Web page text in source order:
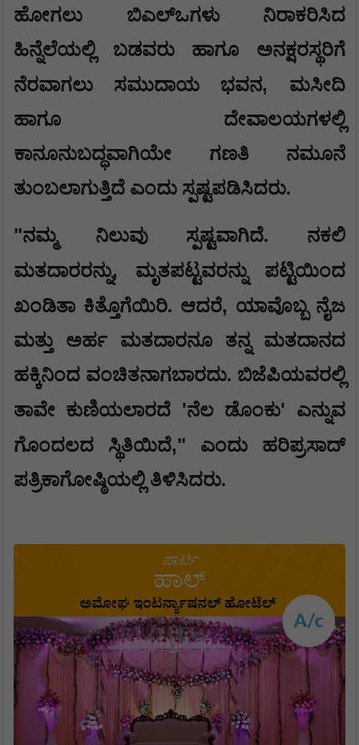
ಹೋಗಲು ಬಿಎಲ್‌ಒಗಳು ನಿರಾಕರಿಸಿದ
ಹಿನ್ನೆಲೆಯಲ್ಲಿ ಬಡವರು ಹಾಗೂ ಅನಕ್ಷರಸ್ಥರಿಗೆ
ನೆರವಾಗಲು ಸಮುದಾಯ ಭವನ, ಮಸೀದಿ
ಹಾಗೂ ದೇವಾಲಯಗಳಲ್ಲಿ
ಕಾನೂನುಬದ್ಧವಾಗಿಯೇ ಗಣತಿ ನಮೂನೆ
ತುಂಬಲಾಗುತ್ತಿದೆ ಎಂದು ಸ್ಪಷ್ಟಪಡಿಸಿದರು.
"ನಮ್ಮ ನಿಲುವು ಸ್ಪಷ್ಟವಾಗಿದೆ. ನಕಲಿ
ಮತದಾರರನ್ನು, ಮೃತಪಟ್ಟವರನ್ನು ಪಟ್ಟಿಯಿಂದ
ಖಂಡಿತಾ ಕಿತ್ತೊಗೆಯಿರಿ. ಆದರೆ, ಯಾವೊಬ್ಬ ನೈಜ
ಮತ್ತು ಅರ್ಹ ಮತದಾರನೂ ತನ್ನ ಮತದಾನದ
ಹಕ್ಕಿನಿಂದ ವಂಚಿತನಾಗಬಾರದು. ಬಿಜೆಪಿಯವರಲ್ಲಿ
ತಾವೇ ಕುಣಿಯಲಾರದೆ 'ನೆಲ ಡೊಂಕು' ಎನ್ನುವ
ಗೊಂದಲದ ಸ್ಥಿತಿಯಿದೆ," ಎಂದು ಹರಿಪ್ರಸಾದ್
ಪತ್ರಿಕಾಗೋಷ್ಠಿಯಲ್ಲಿ ತಿಳಿಸಿದರು.